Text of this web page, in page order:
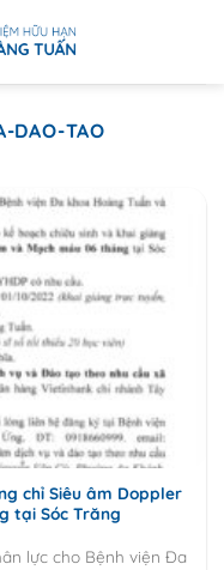
DAO-TAO
chỉ Siêu âm Doppler
tại Sóc Trăng
lực cho Bệnh viện Đa